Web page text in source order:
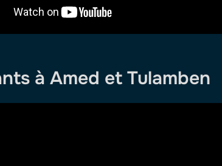
à Amed et Tulamben